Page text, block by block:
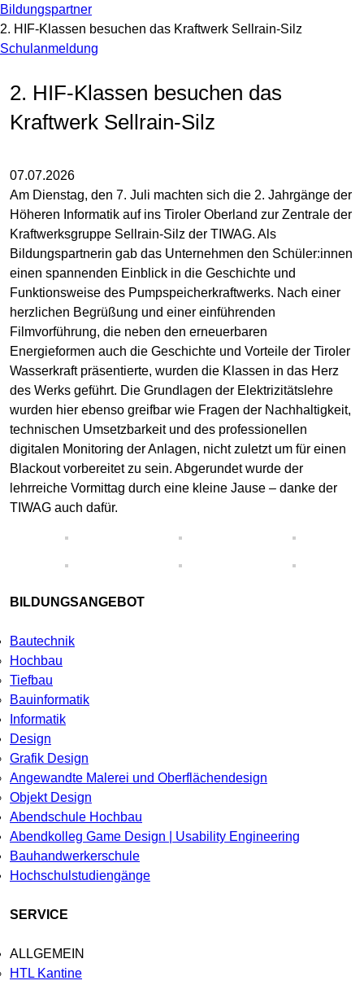
Bildungspartner
2. HIF-Klassen besuchen das Kraftwerk Sellrain-Silz
Schulanmeldung
2. HIF-Klassen besuchen das
Kraftwerk Sellrain-Silz
07.07.2026
Am Dienstag, den 7. Juli machten sich die 2. Jahrgänge der
Höheren Informatik auf ins Tiroler Oberland zur Zentrale der
Kraftwerksgruppe Sellrain-Silz der TIWAG. Als
Bildungspartnerin gab das Unternehmen den Schüler:innen
einen spannenden Einblick in die Geschichte und
Funktionsweise des Pumpspeicherkraftwerks. Nach einer
herzlichen Begrüßung und einer einführenden
Filmvorführung, die neben den erneuerbaren
Energieformen auch die Geschichte und Vorteile der Tiroler
Wasserkraft präsentierte, wurden die Klassen in das Herz
des Werks geführt. Die Grundlagen der Elektrizitätslehre
wurden hier ebenso greifbar wie Fragen der Nachhaltigkeit,
technischen Umsetzbarkeit und des professionellen
digitalen Monitoring der Anlagen, nicht zuletzt um für einen
Blackout vorbereitet zu sein. Abgerundet wurde der
lehrreiche Vormittag durch eine kleine Jause – danke der
TIWAG auch dafür.
BILDUNGSANGEBOT
Bautechnik
Hochbau
Tiefbau
Bauinformatik
Informatik
Design
Grafik Design
Angewandte Malerei und Oberflächendesign
Objekt Design
Abendschule Hochbau
Abendkolleg Game Design | Usability Engineering
Bauhandwerkerschule
Hochschulstudiengänge
SERVICE
ALLGEMEIN
HTL Kantine